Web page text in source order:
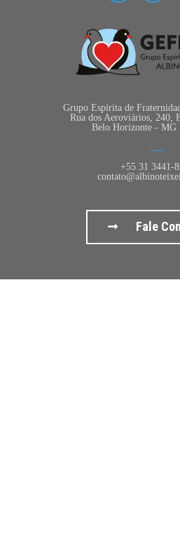
Grupo Espírita de
Rua dos Aeroviários, 240,
Belo Horizonte - MG
+55 31 3441-
Fale